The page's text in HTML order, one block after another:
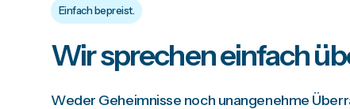
Einfach bepreist.
Wir sprechen einfach
Weder Geheimnisse noch unangenehme